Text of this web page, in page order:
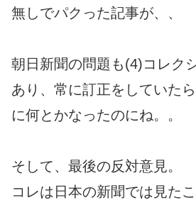
無しでパクった記事が、、
朝日新聞の問題も(4)コレク
あり、常に訂正をしていた
に何とかなったのにね。。
そして、最後の反対意見。
コレは日本の新聞では見たこ